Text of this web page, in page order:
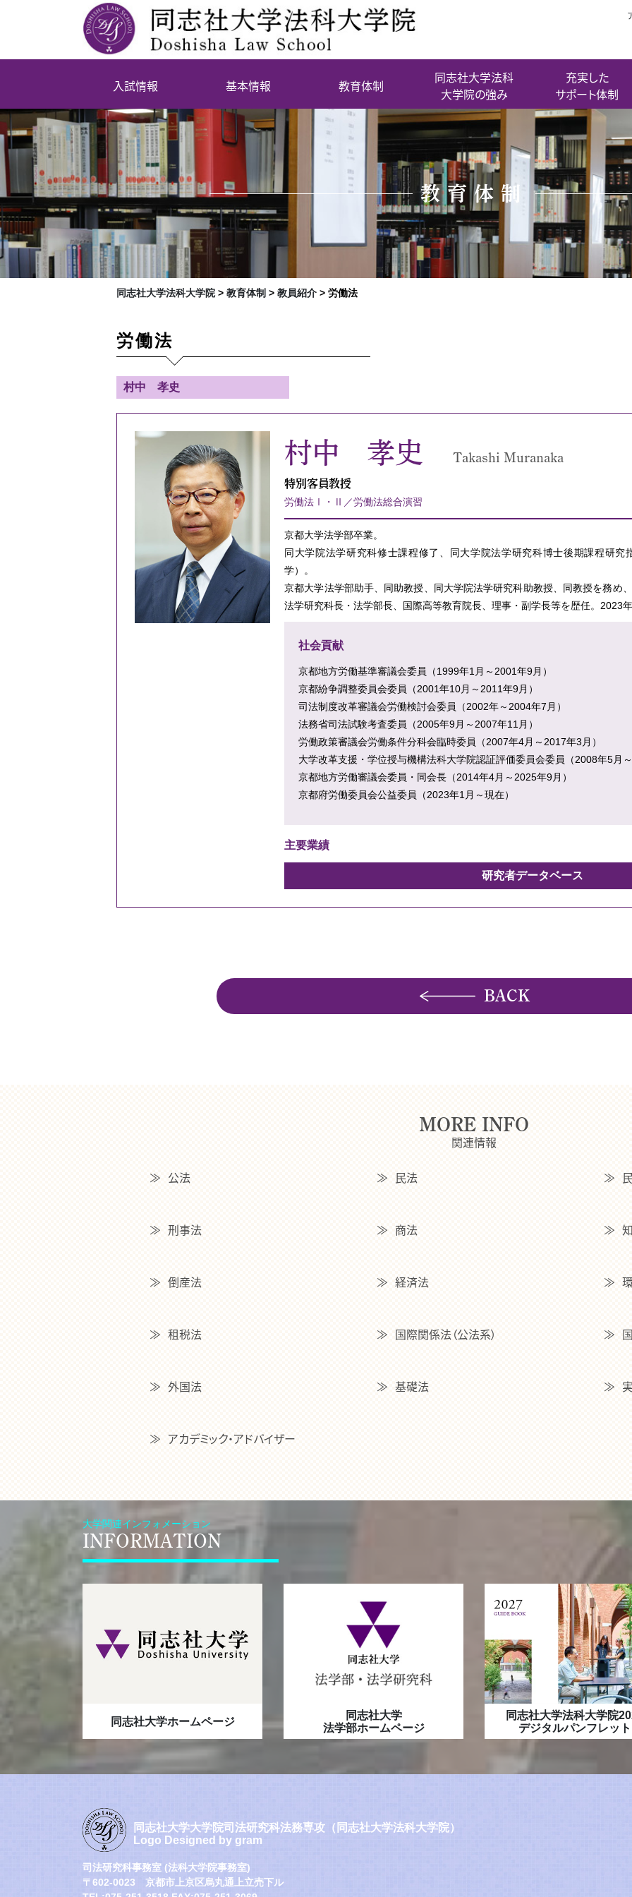
入試情報 基本情報 教育体制
同志社大学法科
大学院の強み
充実した
サポート体制
教育体制
同志社大学法科大学院> 教育体制 > 教員紹介> 労働法
労働法
村中 孝史
村中 孝史 Takashi Muranaka
特別客員教授
労働法Ⅰ・Ⅱ／労働法総合演習
京都大学法学部卒業。
同大学院法学研究科修士課程修了、同大学院法学研究科博士後期課程研究
学）。
京都大学法学部助手、同助教授、同大学院法学研究科助教授、同教授を務め
法学研究科長・法学部長、国際高等教育院長、理事・副学長等を歴任。2023年
社会貢献
京都地方労働基準審議会委員（1999年1月～2001年9月）
京都紛争調整委員会委員（2001年10月～2011年9月）
司法制度改革審議会労働検討会委員（2002年～2004年7月）
法務省司法試験考査委員（2005年9月～2007年11月）
労働政策審議会労働条件分科会臨時委員（2007年4月～2017年3月）
大学改革支援・学位授与機構法科大学院認証評価委員会委員（2008年5月～
京都地方労働審議会委員・同会長（2014年4月～2025年9月）
京都府労働委員会公益委員（2023年1月～現在）
主要業績
研究者データベース
BACK
MORE INFO
関連情報
公法 民法
刑事法 商法
倒産法 経済法
租税法 国際関係法（公法系）
外国法 基礎法
アカデミック・アドバイザー
大学関連インフォメーション
INFORMATION
同志社大学ホームページ
同志社大学
法学部ホームページ
同志社大学法科大学院
デジタルパンフレット
同志社大学大学院司法研究科法務専攻（同志社大学法科大学院）
Logo Designed by gram
司法研究科事務室 (法科大学院事務室)
〒602-0023 京都市上京区烏丸通上立売下ル